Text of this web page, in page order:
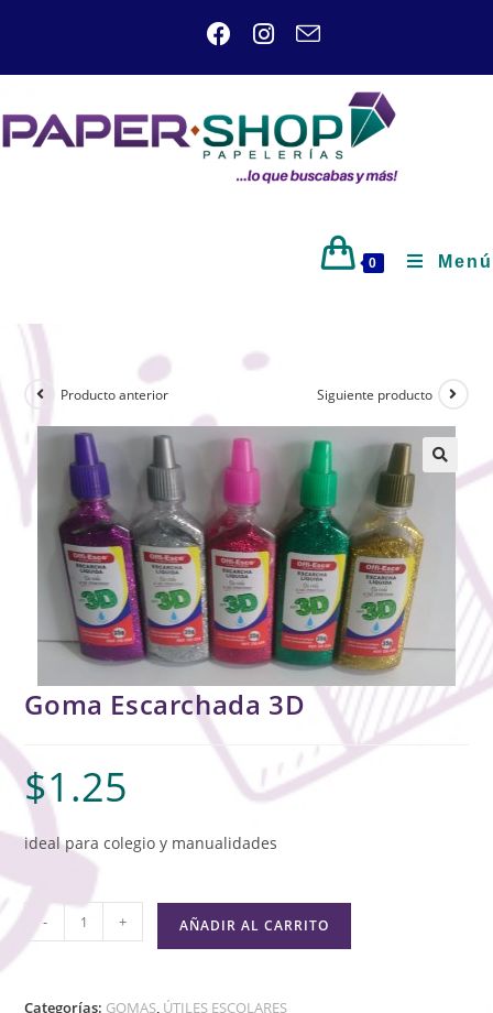
0 Menú
Producto anterior Siguiente producto
Goma Escarchada 3D
$1.25
ideal para colegio y manualidades
- + AÑADIR AL CARRITO
Categorías: GOMAS, ÚTILES ESCOLARES